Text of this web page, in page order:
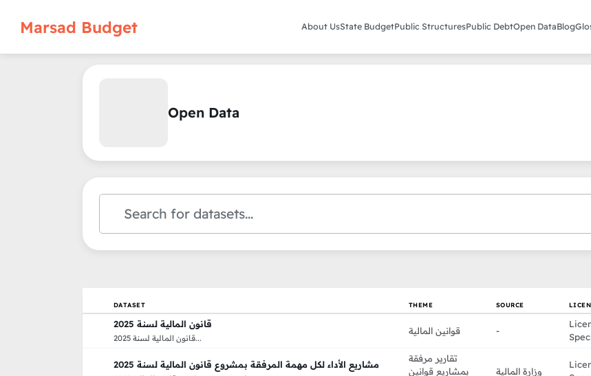
Marsad Budget About UsState BudgetPublic StructuresPublic DebtOpen DataBlog
Open Data
DATASET THEME SOURCE
قانون المالية لسنة 2025
قانون المالية لسنة 2025...
قوانين المالية -
مشاريع الأداء لكل مهمة المرفقة بمشروع قانون المالية لسنة 2025
تقارير مرفقة
بمشاريع قوانين
وزارة المالية